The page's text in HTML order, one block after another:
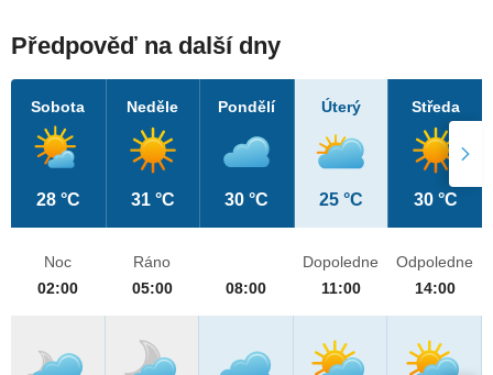
Předpověď na další dny
Sobota
28 °C
Neděle
31 °C
Pondělí
30 °C
Úterý
25 °C
Středa
30 °C
Noc
02:00
Ráno
05:00
08:00
Dopoledne
11:00
Odpoledne
14:00